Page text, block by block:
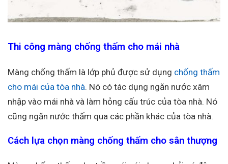
Thi công màng chống thấm cho mái nhà
Màng chống thấm là lớp phủ được sử dụng chống thấm
cho mái của tòa nhà. Nó có tác dụng ngăn nước xâm
nhập vào mái nhà và làm hỏng cấu trúc của tòa nhà. Nó
cũng ngăn nước thấm qua các phần khác của tòa nhà.
Cách lựa chọn màng chống thấm cho sân thượng